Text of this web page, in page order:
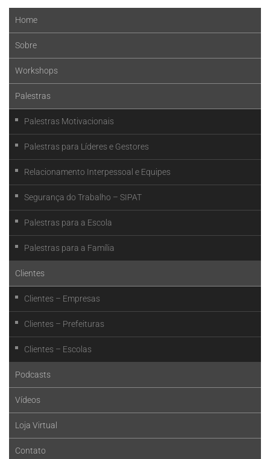
Home
Sobre
Workshops
Palestras
Palestras Motivacionais
Palestras para Líderes e Gestores
Relacionamento Interpessoal e Equipes
Segurança do Trabalho – SIPAT
Palestras para a Escola
Palestras para a Família
Clientes
Clientes – Empresas
Clientes – Prefeituras
Clientes – Escolas
Podcasts
Vídeos
Loja Virtual
Contato